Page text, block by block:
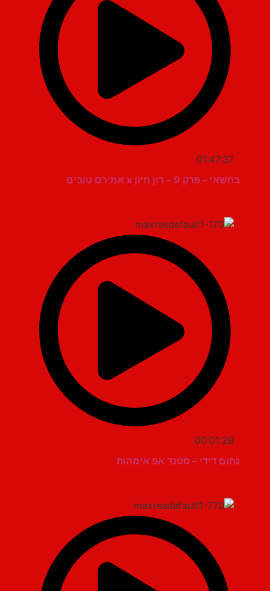
01:47:37
בחשאי – פרק 9 – רון חיון x אמירם טובים
00:01:28
נחום דידי – סטנד אפ אימהות